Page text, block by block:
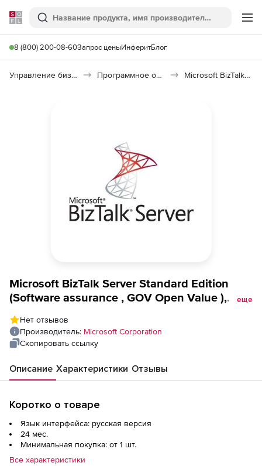
Softline
Поиск
8 (800) 200-08-60Запрос ценыИнферитБлог
Управление бизнесом, CRM/ERP Программное обеспечение для управления бизнесом Microsoft BizTalk Server Standard
Microsoft BizTalk Server Standard Edition
(Software assurance , GOV Open Value ),
Year 2
еще
Нет отзывов
Производитель: Microsoft Corporation
Скопировать ссылку
Описание Характеристики Отзывы
Коротко о товаре
Язык интерфейса: русская версия
24 мес.
Минимальная покупка: от 1 шт.
Все характеристики